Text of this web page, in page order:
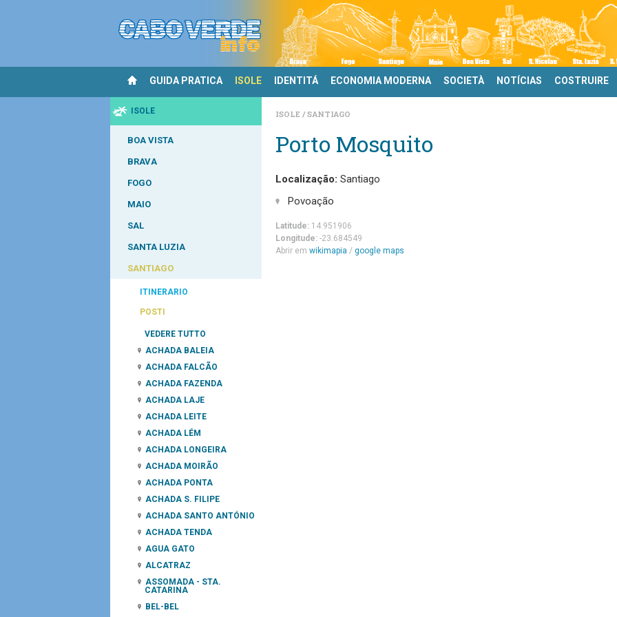
GUIDA PRATICA ISOLE IDENTITÁ ECONOMIA MODERNA SOCIETÀ NOTÍCIAS COSTRUIRE
ISOLE
BOA VISTA
BRAVA
FOGO
MAIO
SAL
SANTA LUZIA
SANTIAGO
ITINERARIO
POSTI
VEDERE TUTTO
ACHADA BALEIA
ACHADA FALCÃO
ACHADA FAZENDA
ACHADA LAJE
ACHADA LEITE
ACHADA LÉM
ACHADA LONGEIRA
ACHADA MOIRÃO
ACHADA PONTA
ACHADA S. FILIPE
ACHADA SANTO ANTÓNIO
ACHADA TENDA
AGUA GATO
ALCATRAZ
ASSOMADA - STA.
CATARINA
BEL-BEL
ISOLE SANTIAGO
Porto Mosquito
Localização: Santiago
Povoação
Latitude: 14.951906
Longitude: -23.684549
Abrir em wikimapia / google maps